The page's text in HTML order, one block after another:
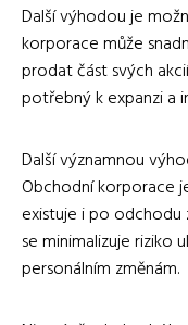
Další výhodou je
korporace může
prodat část svých
potřebný k expanzi a
Další významnou
Obchodní korporace
existuje i po odchodu
se minimalizuje riziko
personálním změnám.